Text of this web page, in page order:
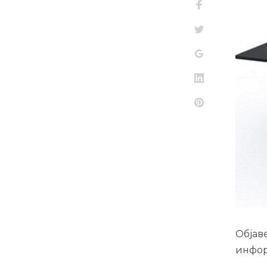
Twitter
Google+
LinkedIn
Pinterest